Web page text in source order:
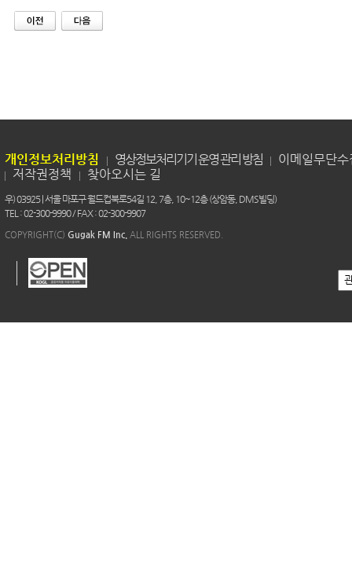
개인정보처리방침 영상정보처리기기 운영 관리 방침
이메일무단
저작권정책
찾아오시는 길
우) 03925 | 서울 마포구 월드컵북로54길 12, 7층, 10~12층 (상암동, DMS빌딩)
TEL : 02-300-9990 / FAX : 02-300-9907
COPYRIGHT(C) Gugak FM Inc. ALL RIGHTS RESERVED.